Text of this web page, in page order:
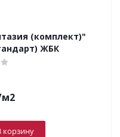
(комплект)"
ЖБК
корзину